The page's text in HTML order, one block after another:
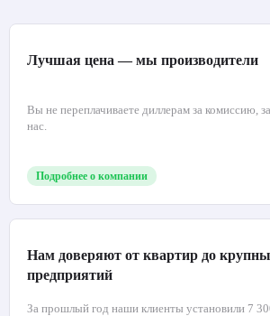
Лучшая цена — мы производители
Вы не переплачиваете диллерам за комиссию,
нас.
Подробнее о компании
Нам доверяют от квартир до
предприятий
За прошлый год наши клиенты установили 7